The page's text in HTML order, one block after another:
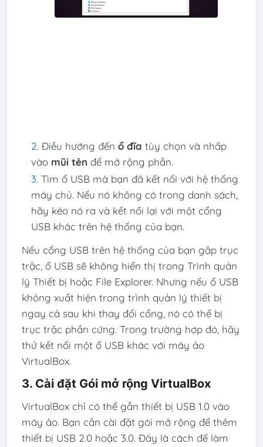
Điều hướng đến ổ đĩa tùy chọn và nhấp
vào mũi tên để mở rộng phần.
Tìm ổ USB mà bạn đã kết nối với hệ thống
máy chủ. Nếu nó không có trong danh sách,
hãy kéo nó ra và kết nối lại với một cổng
USB khác trên hệ thống của bạn.
Nếu cổng USB trên hệ thống của bạn gặp trục
trặc, ổ USB sẽ không hiển thị trong Trình quản
lý Thiết bị hoặc File Explorer. Nhưng nếu ổ USB
không xuất hiện trong trình quản lý thiết bị
ngay cả sau khi thay đổi cổng, nó có thể bị
trục trặc phần cứng. Trong trường hợp đó, hãy
thử kết nối một ổ USB khác với máy ảo
VirtualBox.
3. Cài đặt Gói mở rộng VirtualBox
VirtualBox chỉ có thể gắn thiết bị USB 1.0 vào
máy ảo. Bạn cần cài đặt gói mở rộng để thêm
thiết bị USB 2.0 hoặc 3.0. Đây là cách để làm